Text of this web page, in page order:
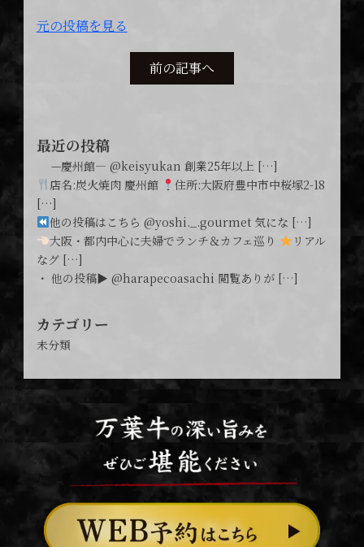
元の投稿を見る
前の記事へ
最近の投稿
ㅤ —慶州館— @keisyukan 創業25年以上 […]
店名:炭火焼肉 慶州館
住所:大阪府豊中市中桜塚2-18
[…]
他の投稿はこちら @yoshi._.gourmet 気にな […]
大阪・都内中心に夫婦でランチ＆カフェ巡り
リアル
なグ […]
・ 他の投稿▶︎ @harapecoasachi 閲覧ありが […]
カテゴリー
未分類